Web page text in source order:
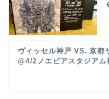
ヴィッセル神戸 VS. 京都
@4/2ノエビアスタジアム